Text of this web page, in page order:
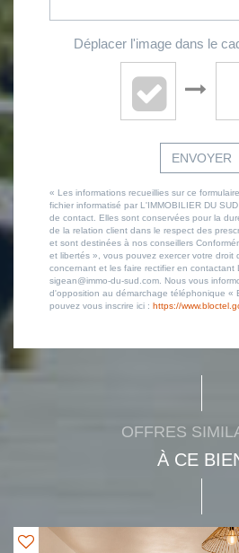
Déplacer l'image dans le
ENVOYER
« Les informations recueillies sur ce
fichier informatisé par L'IMMOBILIER DU
de contact. Elles sont conservées pour la
de la relation client dans le respect des
et sont destinées à nos conseillers
et libertés », vous pouvez exercer votre droit
concernant et les faire rectifier en contactant
sigean@immo-du-sud.com. Nous vous
d'opposition au démarchage téléphonique «
pouvez vous inscrire ici : https://
OFFRES
À CE